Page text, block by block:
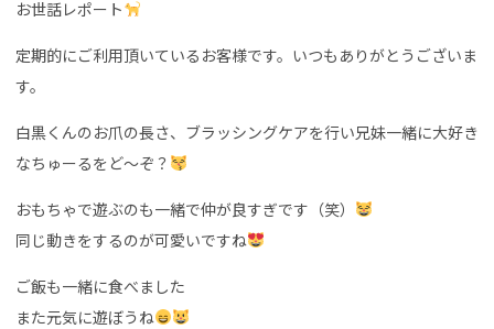
お世話レポート
定期的にご利用頂いているお客様です。いつもありがとうございま
す。
白黒くんのお爪の長さ、ブラッシングケアを行い兄妹一緒に大好き
なちゅーるをど〜ぞ？
おもちゃで遊ぶのも一緒で仲が良すぎです（笑）
同じ動きをするのが可愛いですね
ご飯も一緒に食べました
また元気に遊ぼうね